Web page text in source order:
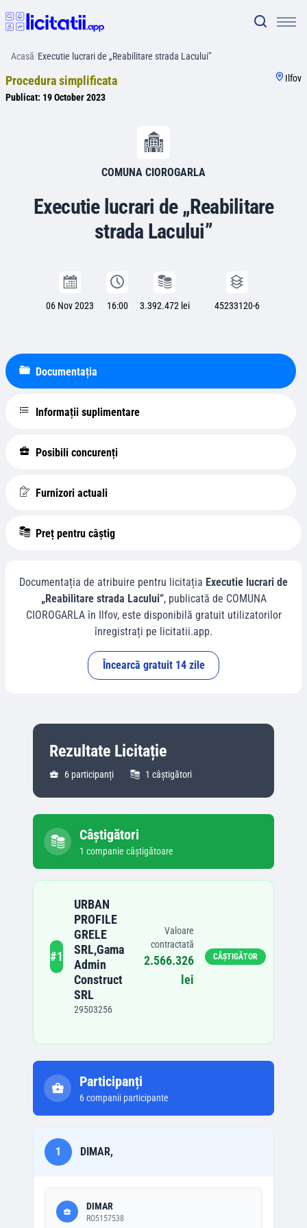
Acasă/Executie lucrari de „Reabilitare strada Lacului”
Procedura simplificata
Publicat: 19 October 2023
Ilfov
COMUNA CIOROGARLA
Executie lucrari de „Reabilitare
strada Lacului”
06 Nov 2023 16:00 3.392.472 lei 45233120-6
Documentația
Informații suplimentare
Posibili concurenți
Furnizori actuali
Preț pentru câștig
Documentația de atribuire pentru licitația Executie lucrari de
„Reabilitare strada Lacului”, publicată de COMUNA
CIOROGARLAîn Ilfov, este disponibilă gratuit utilizatorilor
înregistrați pe licitatii.app.
Încearcă gratuit 14 zile
Rezultate Licitație
6 participanți 1 câștigători
Câștigători
1 companie câștigătoare
#1
URBAN
PROFILE
GRELE
SRL,Gama
Admin
Construct
SRL
29503256
Valoare
contractată
2.566.326
lei
CÂȘTIGĂTOR
Participanți
6companii participante
1 DIMAR,
DIMAR
RO5157538